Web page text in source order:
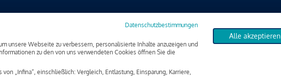
Leben.
Datenschutzbestimmungen
unsere Webseite zu verbessern, personalisierte Inhalte anzuzeigen und
zu den von uns verwendeten Cookies öffnen Sie die
„Infina“, einschließlich: Vergleich, Entlastung, Einsparung, Karriere,
Alle akzeptieren